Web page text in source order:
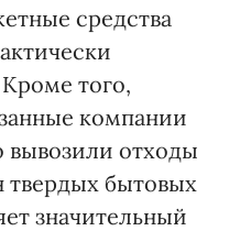
средства
того,
компании
вывозили отходы
твердых бытовых
значительный